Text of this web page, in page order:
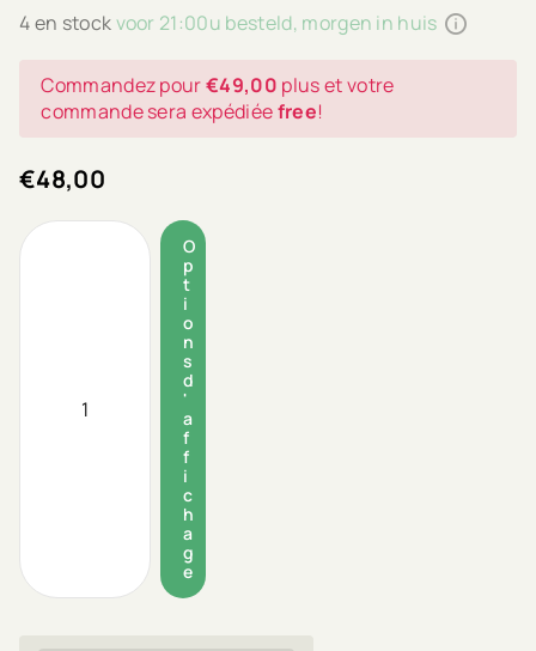
4 en stockvoor 21:00u besteld, morgen in huis
Commandez pour€49,00 plus et votre
commande sera expédiéefree!
€48,00
O
p
t
i
o
n
s
d
'
a
f
f
i
c
h
a
g
e